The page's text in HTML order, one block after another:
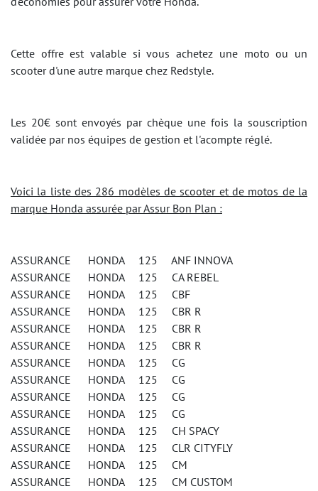
Cette offre est valable si vous achetez une moto ou un
scooter d'une autre marque chez Redstyle.
Les 20€ sont envoyés par chèque une fois la souscription
validée par nos équipes de gestion et l'acompte réglé.
Voici la liste des 286 modèles de scooter et de motos de la
marque Honda assurée par Assur Bon Plan :
ASSURANCE HONDA 125 ANF INNOVA
ASSURANCE HONDA 125 CA REBEL
ASSURANCE HONDA 125 CBF
ASSURANCE HONDA 125 CBR R
ASSURANCE HONDA 125 CBR R
ASSURANCE HONDA 125 CBR R
ASSURANCE HONDA 125 CG
ASSURANCE HONDA 125 CG
ASSURANCE HONDA 125 CG
ASSURANCE HONDA 125 CG
ASSURANCE HONDA 125 CH SPACY
ASSURANCE HONDA 125 CLR CITYFLY
ASSURANCE HONDA 125 CM
ASSURANCE HONDA 125 CM CUSTOM